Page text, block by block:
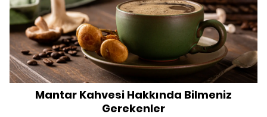
Mantar Kahvesi Hakkında Bilmeniz
Gerekenler